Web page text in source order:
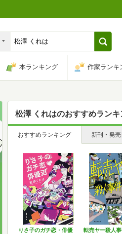
本ランキング 作家ランキ
松澤 くれはのおすすめランキ
おすすめランキング 新刊・発
りさ子のガチ恋・俳優
転売ヤー殺人